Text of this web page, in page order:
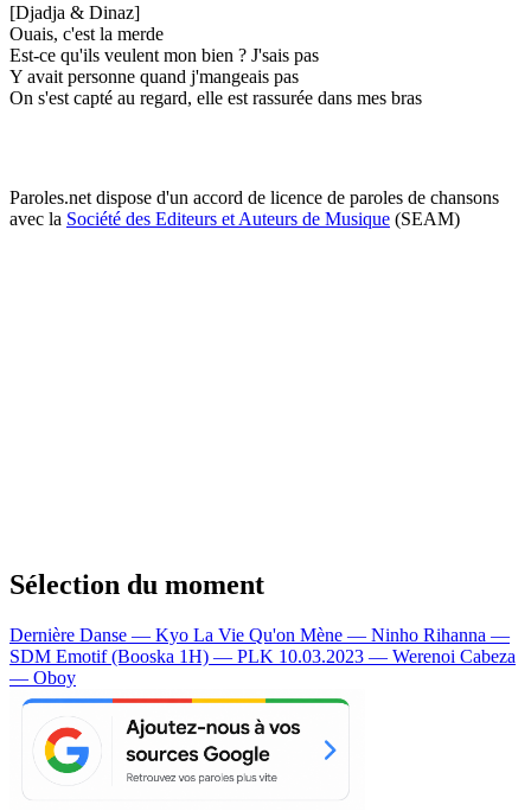
[Djadja & Dinaz]
Ouais, c'est la merde
Est-ce qu'ils veulent mon bien ? J'sais pas
Y avait personne quand j'mangeais pas
On s'est capté au regard, elle est rassurée dans mes bras
Paroles.net dispose d'un accord de licence de paroles de chansons
avec la Société des Editeurs et Auteurs de Musique (SEAM)
Sélection du moment
Dernière Danse — Kyo La Vie Qu'on Mène — Ninho Rihanna —
SDM Emotif (Booska 1H) — PLK 10.03.2023 — Werenoi Cabeza
— Oboy